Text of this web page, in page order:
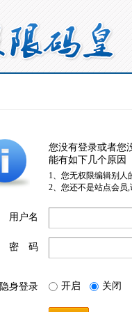
您没有登录或者您
能有如下几个原因
1、您无权限编辑别人
2、您还不是站点会员
用户名
密 码
隐身登录 开启 关闭